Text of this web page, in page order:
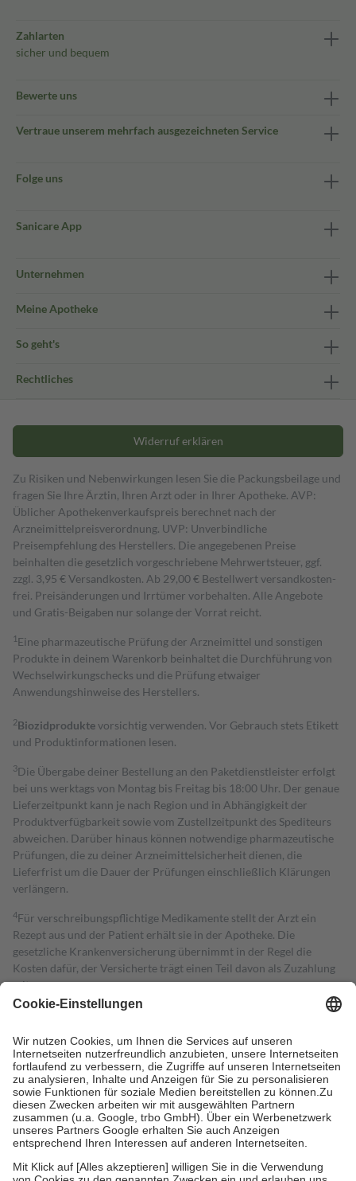
Zahlarten
sicher und bequem
Bewerte uns
Vertraue unserem mehrfach ausgezeichneten Service
Folge uns
Sanicare App
Unternehmen
Meine Apotheke
So geht's
Rechtliches
Widerruf erklären
Zu Risiken und Nebenwirkungen lesen Sie die Packungsbeilage und
fragen Sie Ihre Ärztin, Ihren Arzt oder in Ihrer Apotheke. AVP:
Üblicher Apothekenverkaufspreis berechnet nach der
Arzneimittelpreisverordnung. UVP: Unverbindliche
Preisempfehlung des Herstellers. Die angegebenen Preise
beinhalten die gesetzlich vorgeschriebene Mehrwertsteuer, ggf.
zzgl. 3,95 € Versandkosten. Ab 29,00 € Bestell­wert versand­kosten­
frei. Preisänderungen und Irrtümer vorbehalten. Alle Angebote
und Gratis-Beigaben nur solange der Vorrat reicht.
1 Eine pharmazeutische Prüfung der Arzneimittel und sonstigen
Produkte in deinem Warenkorb beinhaltet die Durchführung von
Wechselwirkungschecks und die Prüfung etwaiger
Anwendungshinweise des Herstellers.
2Biozidproduktevorsichtig verwenden. Vor Gebrauch stets Etikett
und Produktinformationen lesen.
3Die Übergabe deiner Bestellung an den Paketdienstleister erfolgt
bei uns werktags von Montag bis Freitag bis 18:00 Uhr. Der genaue
Lieferzeitpunkt kann je nach Region und in Abhängigkeit der
Produktverfügbarkeit sowie vom Zustellzeitpunkt des Spediteurs
abweichen. Darüber hinaus können notwendige pharmazeutische
Prüfungen, die zu deiner Arzneimittelsicherheit dienen, die
Lieferfrist um die Dauer der Prüfungen einschließlich Klärungen
verlängern.
4Für verschreibungspflichtige Medikamente stellt der Arzt ein
Rezept aus und der Patient erhält sie in der Apotheke. Die
gesetzliche Krankenversicherung übernimmt in der Regel die
Kosten dafür, der Versicherte trägt einen Teil davon als Zuzahlung
mit.
Grundsätzlich leisten Mitglieder Zuzahlungen in Höhe von zehn
höchstens zehn Euro.
Es sind jedoch nie mehr als die tatsächlichen
Kosten der Leistung zu entrichten.
Diese Regeln gelten grundsätzlich auch für Online-Apotheken.
Bei Heilmitteln und häuslicher Krankenpflege beträgt die
Zuzahlung zehn Prozent der Kosten sowie zehn Euro je
Verordnung.
Um das Engagement der Versicherten für ihre eigene Gesundheit zu
stärken und die besondere Stellung der Familie zu unterstützen,
fallenkeine Zuzahlungenan bei: